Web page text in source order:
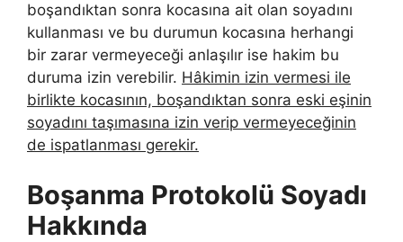
boşandıktan sonra kocasına ait olan soyadını
kullanması ve bu durumun kocasına herhangi
bir zarar vermeyeceği anlaşılır ise hakim bu
duruma izin verebilir. Hâkimin izin vermesi ile
birlikte kocasının, boşandıktan sonra eski eşinin
soyadını taşımasına izin verip vermeyeceğinin
de ispatlanması gerekir.
Boşanma Protokolü Soyadı
Hakkında